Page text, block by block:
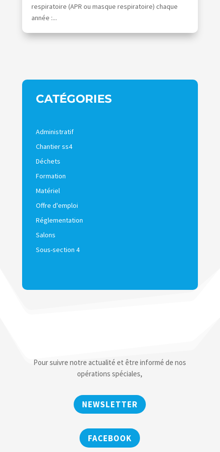
respiratoire (APR ou masque respiratoire) chaque
année :...
CATÉGORIES
Administratif
Chantier ss4
Déchets
Formation
Matériel
Offre d'emploi
Réglementation
Salons
Sous-section 4
Pour suivre notre actualité et être informé de nos
opérations spéciales,
NEWSLETTER
FACEBOOK